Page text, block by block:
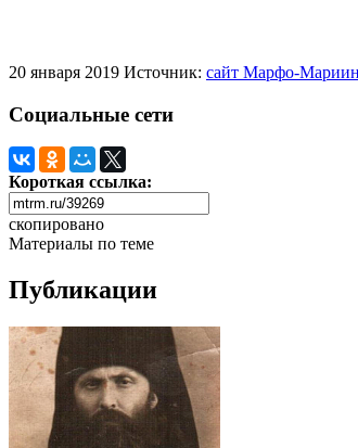
20 января 2019 Источник: сайт Марфо-
Социальные сети
Короткая ссылка:
скопировано
Материалы по теме
Публикации